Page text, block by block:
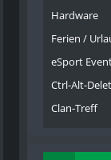
Hardware
Ferien /
eSport
Ctrl-Alt-
Clan-Treff